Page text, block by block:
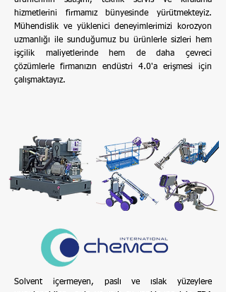
hizmetlerini firmamız bünyesinde yürütmekteyiz.
Mühendislik ve yüklenici deneyimlerimizi korozyon
uzmanlığı ile sunduğumuz bu ürünlerle sizleri hem
işçilik maliyetlerinde hem de daha çevreci
çözümlerle firmanızın endüstri 4.0'a erişmesi için
çalışmaktayız.
Solvent içermeyen, paslı ve ıslak yüzeylere